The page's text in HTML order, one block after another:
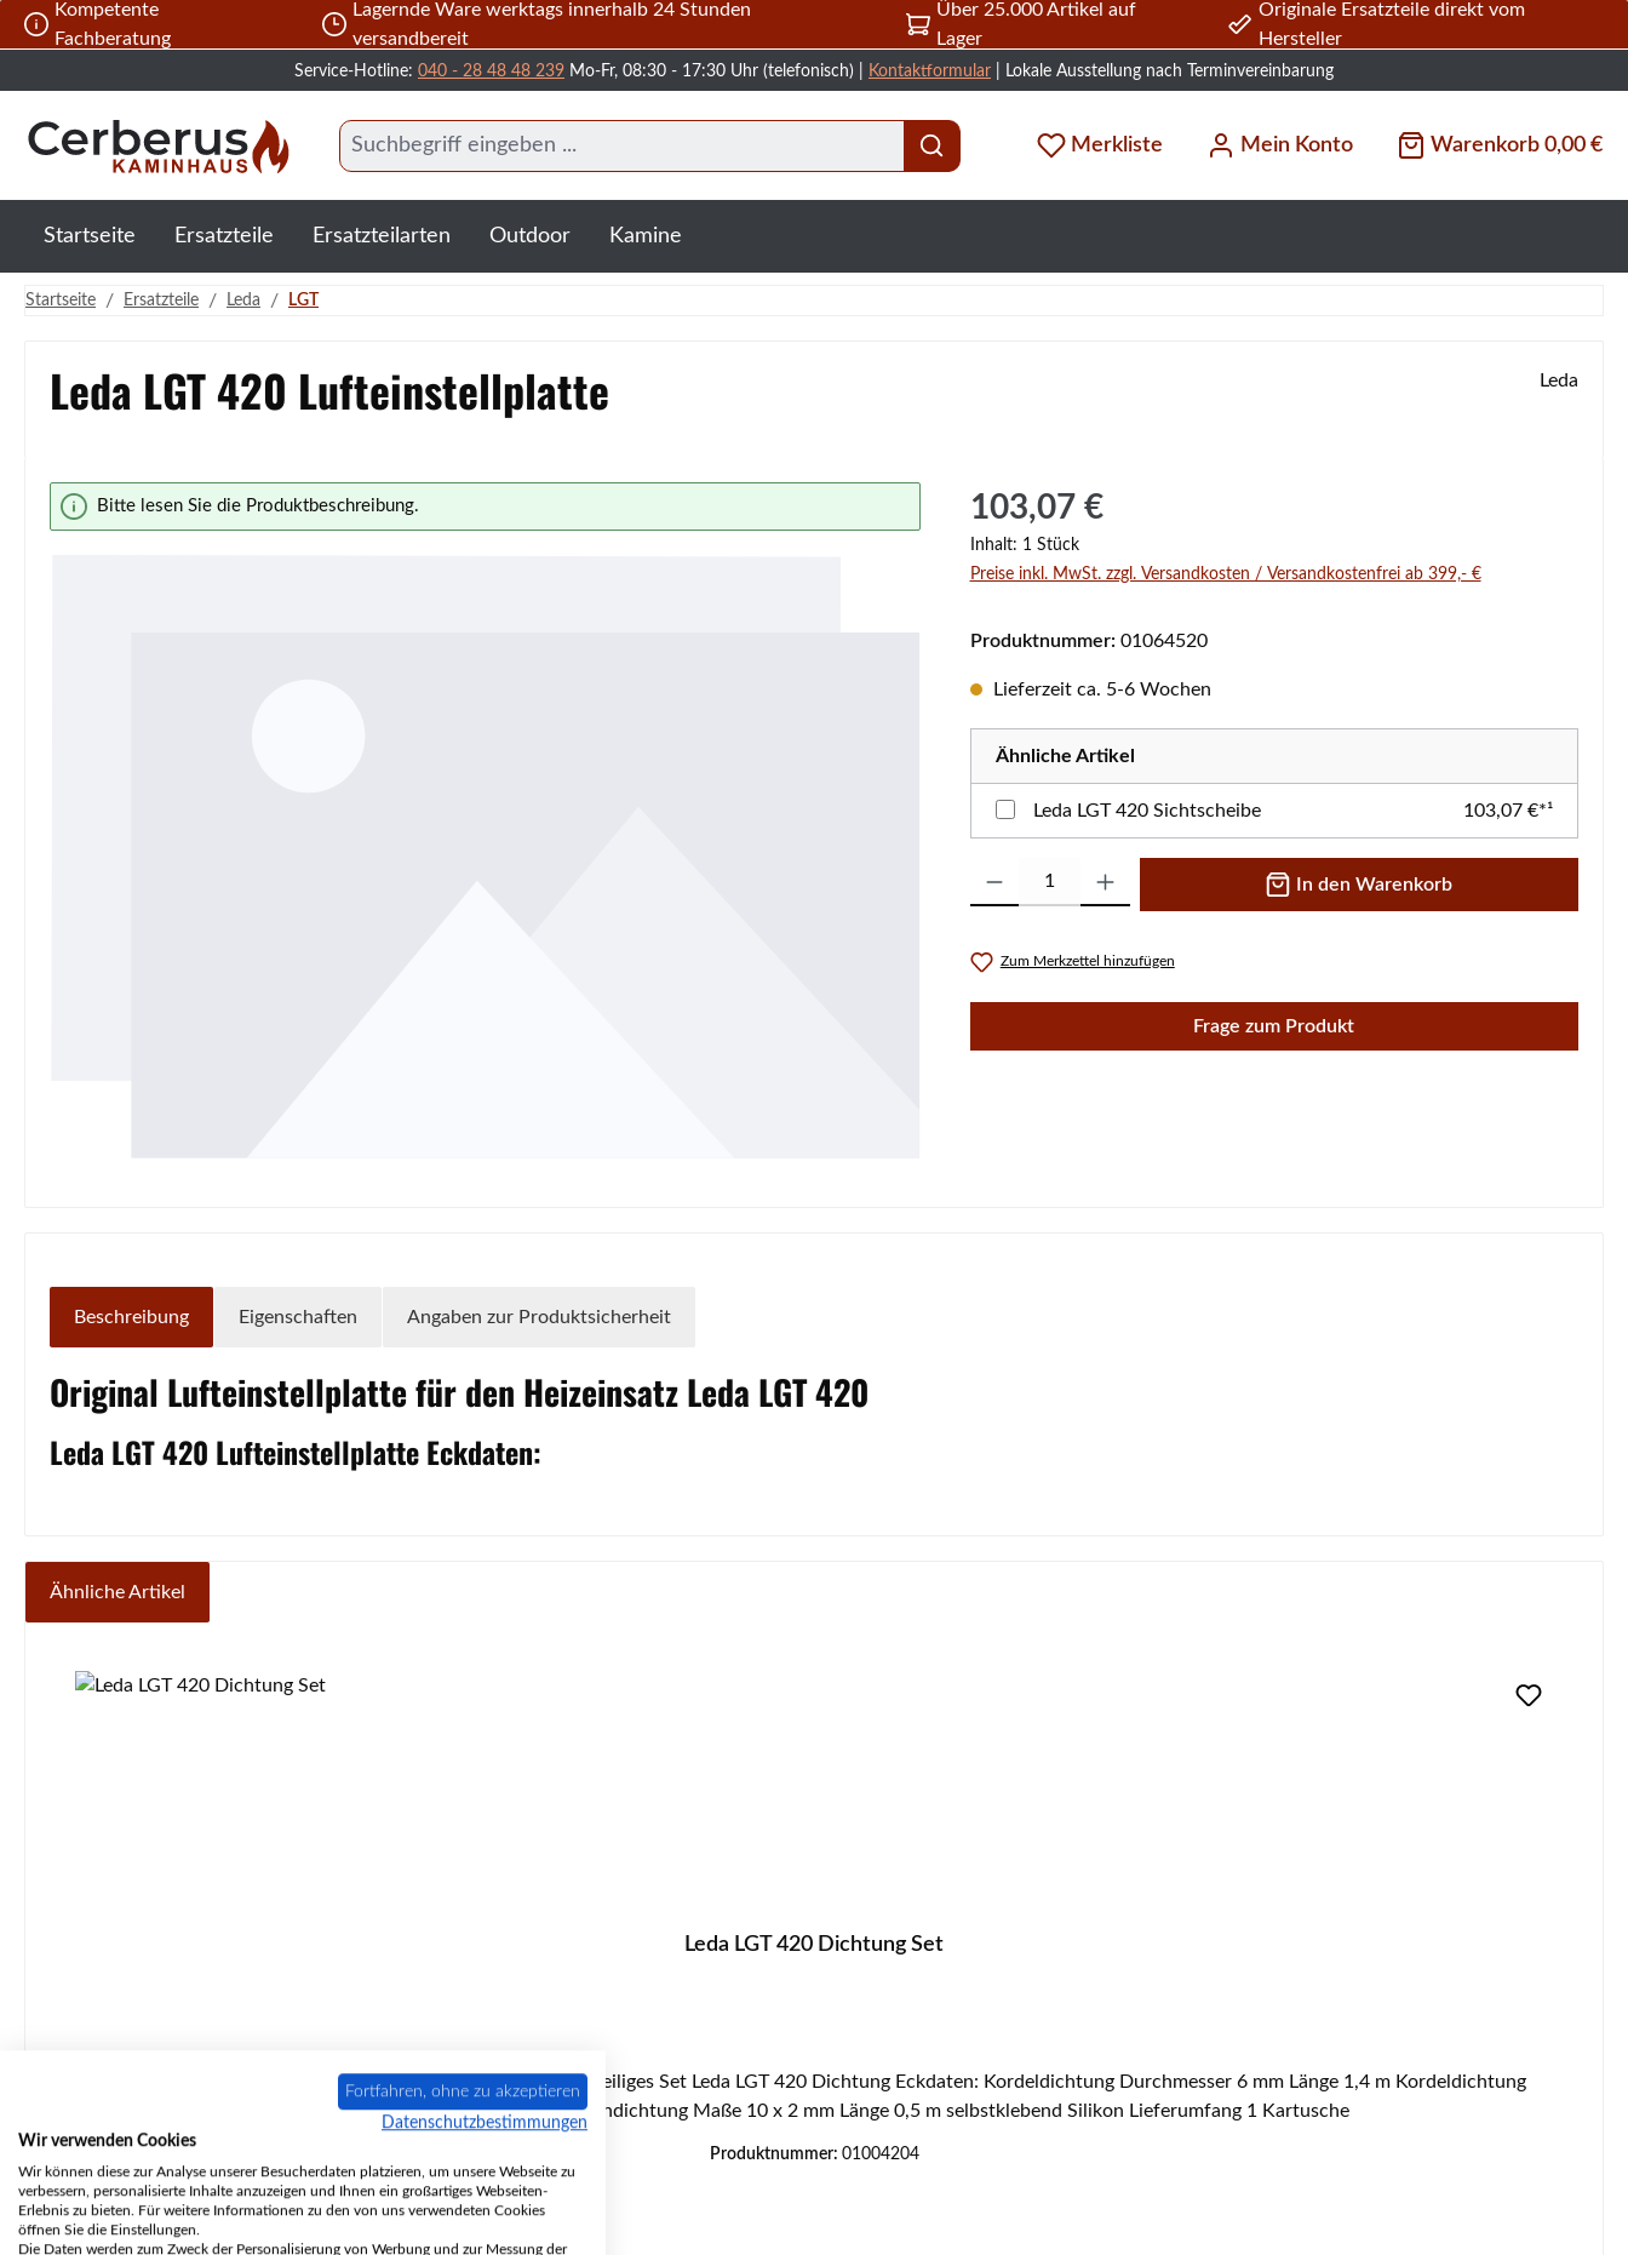
Hauptinhalt springen
Zur Suche springen
Zur Hauptnavigation springen
Kompetente
Fachberatung
Lagernde Ware werktags innerhalb 24 Stunden
versandbereit
Über 25.000 Artikel auf
Lager
Originale Ersatzteile direkt vom
Hersteller
Service-Hotline: 040 - 28 48 48 239 Mo-Fr, 08:30 - 17:30 Uhr (telefonisch) | Kontaktformular | Lokale Ausstellung nach Terminvereinbarung
Merkliste Mein Konto Warenkorb 0,00 €
Startseite Ersatzteile Ersatzteilarten Outdoor Kamine
Startseite / Ersatzteile / Leda / LGT
Leda LGT 420 Lufteinstellplatte Leda
Bildergalerie überspringen
Bitte lesen Sie die Produktbeschreibung.
Regulärer Preis:
103,07 €
Inhalt: 1 Stück
Preise inkl. MwSt. zzgl. Versandkosten / Versandkostenfrei ab 399,- €
Produktnummer: 01064520
Lieferzeit ca. 5-6 Wochen
Ähnliche Artikel
Leda LGT 420 Sichtscheibe 103,07 €*¹
Produkt Anzahl: Gib den gewünschten Wert ein oder benutze die Schaltflächen um die
In den Warenkorb
Zum Merkzettel hinzufügen
Frage zum Produkt
Beschreibung Eigenschaften Angaben zur Produktsicherheit
Original Lufteinstellplattefür den HeizeinsatzLeda LGT420
Leda LGT420 LufteinstellplatteEckdaten:
Ähnliche Artikel
Leda LGT 420 Dichtung Set
Durchmesser 10 mm Länge 1,5 m Flachdichtung Maße 10 x 2 mm Länge 0,5 m selbstklebend Silikon Lieferumfang 1 Kartusche
Produktnummer: 01004204
Fortfahren, ohne zu akzeptieren
Datenschutzbestimmungen
Wir verwenden Cookies
Wir können diese zur Analyse unserer Besucherdaten platzieren, um unsere Webseite zu
verbessern, personalisierte Inhalte anzuzeigen und Ihnen ein großartiges Webseiten-
Erlebnis zu bieten. Für weitere Informationen zu den von uns verwendeten Cookies
öffnen Sie die Einstellungen.
Die Daten werden zum Zweck der Personalisierung von Werbung und zur Messung der